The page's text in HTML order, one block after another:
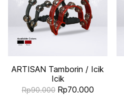
ARTISAN Tamborin / Icik
Icik
Rp90.000 Rp70.000